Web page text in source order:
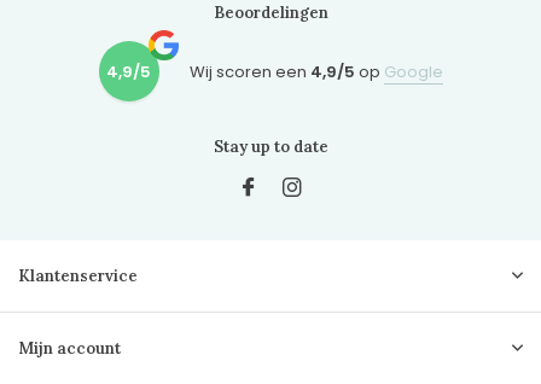
Beoordelingen
4,9/5 Wij scoren een 4,9/5 op Google
Stay up to date
Klantenservice
Mijn account